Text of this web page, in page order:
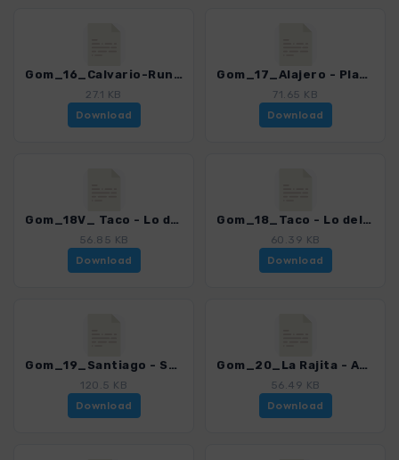
Gom_16_Calvario-Runde_4007_15.gpx
27.1 KB
Download
Gom_17_Alajero - Playa La Cantera_4007_15.gpx
71.65 KB
Download
Gom_18V_ Taco - Lo del Gato_4007_15.gpx
56.85 KB
Download
Gom_18_Taco - Lo del Gato_4007_15.gpx
60.39 KB
Download
Gom_19_Santiago - San Sebastian_4007_15.gpx
120.5 KB
Download
Gom_20_La Rajita - Arguayoda_4007_15.gpx
56.49 KB
Download